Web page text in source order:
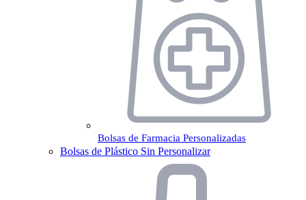
Bolsas de Farmacia Personalizadas
Bolsas de Plástico Sin Personalizar